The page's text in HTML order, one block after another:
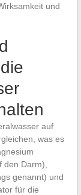
und
auf
was es
Darm),
genannt) und
für die